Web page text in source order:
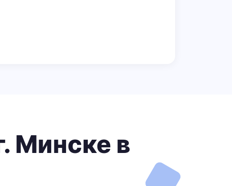
Минске в